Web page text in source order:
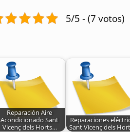
5/5 - (7 votos)
Reparación Aire
Acondicionado Sant
Vicenç dels Horts…
Reparaciones
Sant Vicenç dels